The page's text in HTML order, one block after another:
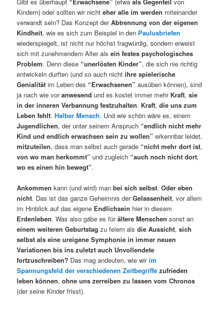
Kindern) oder sollten wir nichteher alle im werden miteinander
verwandt sein? Das Konzept derAbtrennung von der eigenen
Kindheit, wie es sich zum Beispiel in den Paulusbriefen
wiederspiegelt, ist nicht nur höchst fragwürdig, sondern erweist
sich mit zunehmendem Alter alsein festes psychologisches
Problem. Denn diese “unerlösten Kinder”, die sich nie richtig
entwickeln durften (und so auch nichtihre spielerische
Genialität im Leben des “Erwachsenen” ausüben können), sind
ja nach wie voranwesend und es kostet immer mehr Kraft,sie
in der inneren Verbannung festzuhalten. Kraft,die uns zum
Leben fehlt.Halber Mensch. Und wie schön wäre es, einem
Jugendlichen, der unter seinem Anspruch “endlich nicht mehr
Kind und endlich erwachsen sein zu wollen” erkennbar leidet,
mitzuteilen, dass man selbst auch gerade “nicht mehr dort ist,
von wo man herkommt” und zugleich “auch noch nicht dort,
wo es einen hin bewegt”.
Ankommen kann (und wird) manbei sich selbst.Oder eben
nicht. Das ist das ganze Geheimnis derGelassenheit, vor allem
im Hinblick auf das eigene Endlichsein hier in diesem
Erdenleben. Was also gäbe es fürältere Menschen sonst an
einem weiteren Geburtstag zu feiern alsdie Aussicht,sich
selbst als eine ureigene Symphonie in immer neuen
Variationen bis ins zuletzt auch Unvollendete
fortzuschreiben? Das mag andeuten, wie wirim
Spannungsfeld der verschiedenen Zeitbegriffe zufrieden
leben können,ohne uns zerreiben zu lassen vom Chronos
(der seine Kinder frisst).